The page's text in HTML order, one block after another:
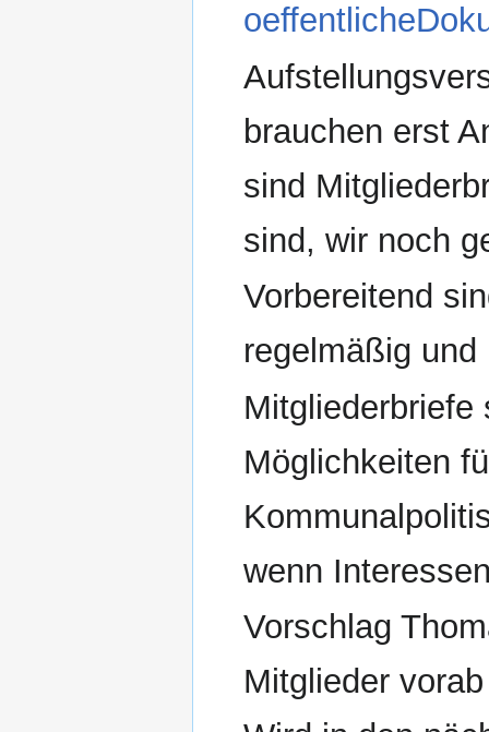
brauchen erst
sind
sind, wir noch
Vorbereitend
regelmäßig
Mitgliederbriefe
Möglichkeiten
wenn
Vorschlag
Mitglieder